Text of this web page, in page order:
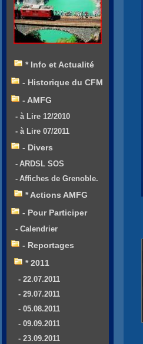
* Info et Actualité
- Historique du CFM
- AMFG
- à Lire 12/2010
- à Lire 07/2011
- Divers
- ARDSL SOS
- Affiches de Grenoble.
* Actions AMFG
- Pour Participer
- Calendrier
- Reportages
* 2011
- 22.07.2011
- 29.07.2011
- 05.08.2011
- 09.09.2011
- 23.09.2011